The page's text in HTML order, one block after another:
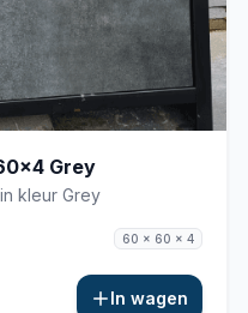
Grey
kleur Grey
60 x 60 x 4
In wagen